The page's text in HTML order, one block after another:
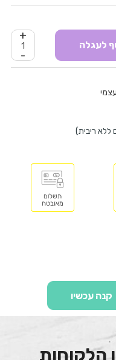
-
+
לעגלה
קנה עכשיו
הלקוחות